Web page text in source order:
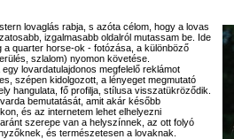
lovaglás rabja, s azóta célom, hogy a lovas
izgalmasabb oldalról mutassam be. Ide
a quarter horse-ok - fotózása, a különböző
szlalom) nyomon követése.
lovardatulajdonos megfelelő reklámot
szépen kidolgozott, a lényeget megmutató
hangulata, fő profilja, stílusa visszatükröződik.
bemutatását, amit akár később
és az internetem lehet elhelyezni
szerepe van a helyszínnek, az ott folyó
és természetesen a lovaknak.